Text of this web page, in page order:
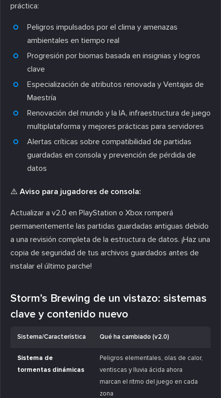
práctica:
Peligros impulsados por el clima y amenazas
ambientales en tiempo real
Progresión por biomas basada en insignias y logros
clave
Especialización de atributos renovada y Ventajas de
Maestría
Renovación del mundo y la IA, infraestructura de juego
multiplataforma y mejores prácticas para servidores
Alertas críticas sobre compatibilidad de partidas
guardadas en consola y prevención de pérdida de
datos
⚠️ Aviso para jugadores de consola:
Actualizar a v2.0 en PlayStation o Xbox romperá
permanentemente las partidas guardadas antiguas debido
a una revisión completa de la estructura de datos. ¡Haz una
copia de seguridad de tus archivos guardados antes de
instalar el último parche!
Storm’s Brewing de un vistazo: sistemas
clave y contenido nuevo
Sistema/Característica Qué ha cambiado (v2.0)
Sistema de
tormentas dinámicas
Peligros elementales, olas de calor,
ventiscas y lluvia ácida ahora
marcan el ritmo del juego en cada
zona